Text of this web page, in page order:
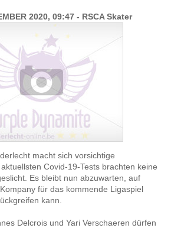
2020, 09:47 - RSCA Skater
macht sich vorsichtige
Covid-19-Tests brachten keine
Es bleibt nun abzuwarten, auf
für das kommende Ligaspiel
kann.
Delcrois und Yari Verschaeren dürfen